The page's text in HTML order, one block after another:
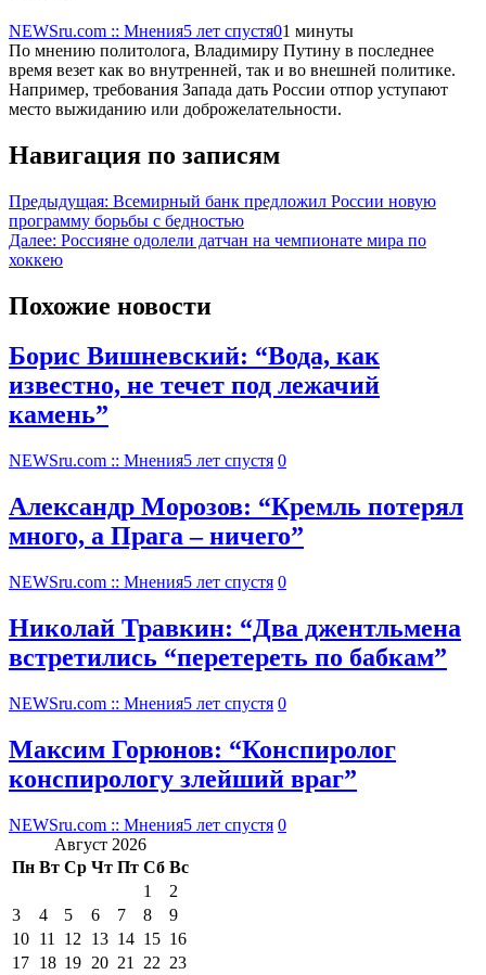
NEWSru.com :: Мнения5 лет спустя01 минуты
По мнению политолога, Владимиру Путину в последнее
время везет как во внутренней, так и во внешней политике.
Например, требования Запада дать России отпор уступают
место выжиданию или доброжелательности.
Навигация по записям
Предыдущая: Всемирный банк предложил России новую
программу борьбы с бедностью
Далее: Россияне одолели датчан на чемпионате мира по
хоккею
Похожие новости
Борис Вишневский: “Вода, как
известно, не течет под лежачий
камень”
NEWSru.com :: Мнения5 лет спустя 0
Александр Морозов: “Кремль потерял
много, а Прага – ничего”
NEWSru.com :: Мнения5 лет спустя 0
Николай Травкин: “Два джентльмена
встретились “перетереть по бабкам”
NEWSru.com :: Мнения5 лет спустя 0
Максим Горюнов: “Конспиролог
конспирологу злейший враг”
NEWSru.com :: Мнения5 лет спустя 0
Август 2026
Пн Вт Ср Чт Пт Сб Вс
1
2
3
4 5 6 7 8
9
10 11 12 13 14 15 16
17 18 19 20 21 22 23